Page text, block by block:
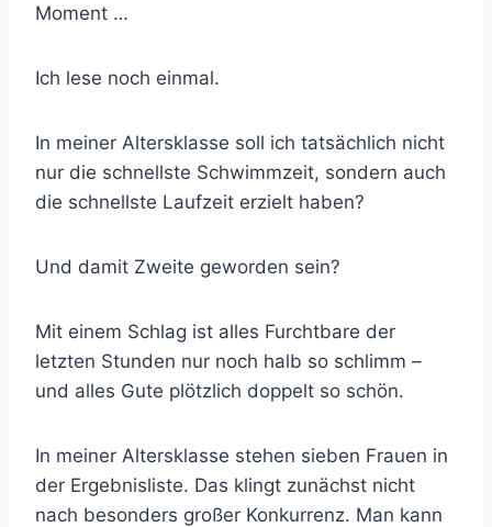
Moment …
Ich lese noch einmal.
In meiner Altersklasse soll ich tatsächlich nicht
nur die schnellste Schwimmzeit, sondern auch
die schnellste Laufzeit erzielt haben?
Und damit Zweite geworden sein?
Mit einem Schlag ist alles Furchtbare der
letzten Stunden nur noch halb so schlimm –
und alles Gute plötzlich doppelt so schön.
In meiner Altersklasse stehen sieben Frauen in
der Ergebnisliste. Das klingt zunächst nicht
nach besonders großer Konkurrenz. Man kann